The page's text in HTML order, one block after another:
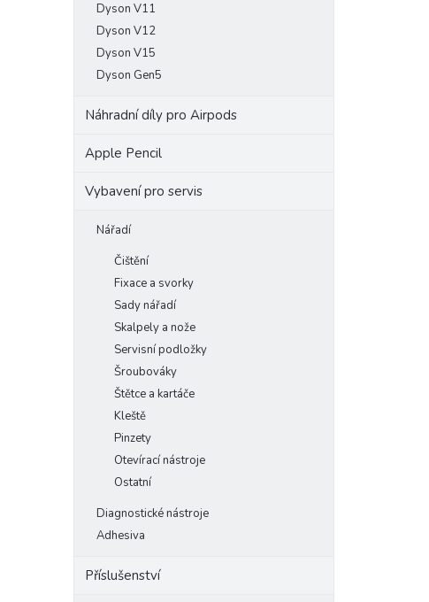
Dyson V11
Dyson V12
Dyson V15
Dyson Gen5
Náhradní díly pro Airpods
Apple Pencil
Vybavení pro servis
Nářadí
Čištění
Fixace a svorky
Sady nářadí
Skalpely a nože
Servisní podložky
Šroubováky
Štětce a kartáče
Kleště
Pinzety
Otevírací nástroje
Ostatní
Diagnostické nástroje
Adhesiva
Příslušenství